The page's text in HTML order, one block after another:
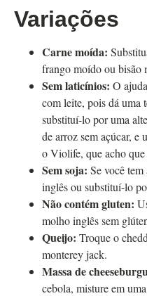
Variações
Carne moída:
frango moído ou bisão
Sem laticínios: O
com leite, pois dá uma
substituí-lo por uma
de arroz sem açúcar, e
o Violife, que acho que
Sem soja: Se você
inglês ou substituí-lo
Não contém gluten:
molho inglês sem
Queijo: Troque o
monterey jack.
Massa de
cebola, misture em